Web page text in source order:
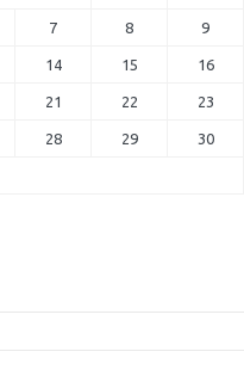
7 8 9
14 15 16
21 22 23
28 29 30